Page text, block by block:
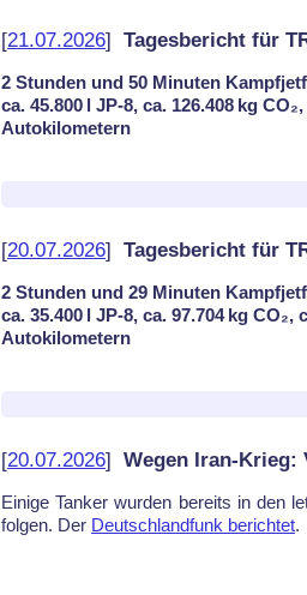
[21.07.2026] Tagesbericht für
2 Stunden und 50 Minuten
ca. 45.800 l JP-8, ca. 126.408 kg
Autokilometern
[20.07.2026] Tagesbericht für
2 Stunden und 29 Minuten
ca. 35.400 l JP-8, ca. 97.704 kg
Autokilometern
[20.07.2026] Wegen Iran-Krieg:
Ei­ni­ge Tan­ker wur­den be­reits in den
fol­gen. Der Deutsch­land­funk be­rich­tet.